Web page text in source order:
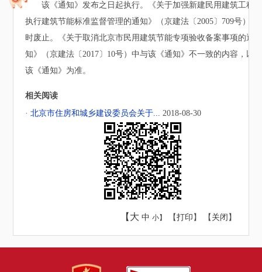
该《通知》发布之日起执行。《关于加强新建民用建筑工程
执行建筑节能标准监督管理的通知》（京建法〔2005〕709号）同
时废止。《关于取消北京市民用建筑节能专项验收备案事项的通
知》（京建法〔2017〕10号）中与该《通知》不一致的内容，以
该《通知》为准。
相关阅读
· 北京市住房和城乡建设委员会关于...2018-08-30
【大 中 小】 【打印 】 【 关闭 】